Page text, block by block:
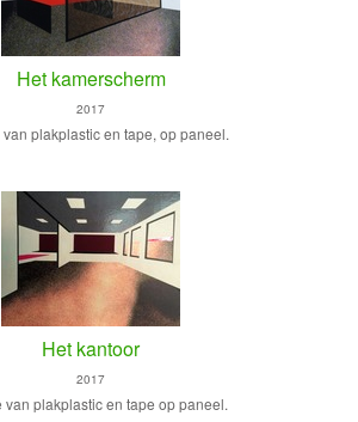
Het kamerscherm
2017
plakplastic en tape, op paneel.
Het kantoor
2017
van plakplastic en tape op paneel.